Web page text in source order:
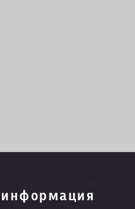
информация